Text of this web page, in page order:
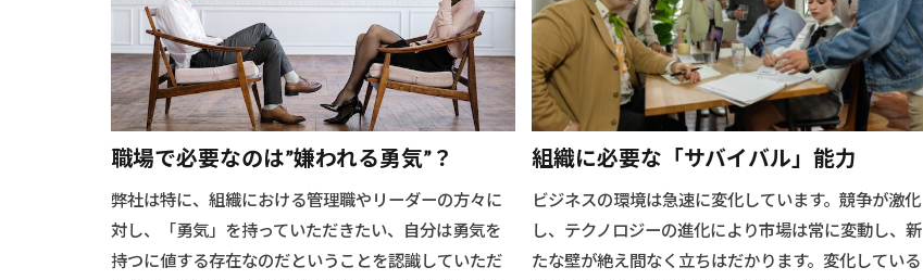
職場で必要なのは”嫌われる勇気”？
弊社は特に、組織における管理職やリーダーの方々に
対し、「勇気」を持っていただきたい、自分は勇気を
持つに値する存在なのだということを認識していただ
組織に必要な「サバイバル」能力
ビジネスの環境は急速に変化しています。競争が激化
し、テクノロジーの進化により市場は常に変動し、新
たな壁が絶え間なく立ちはだかります。変化している